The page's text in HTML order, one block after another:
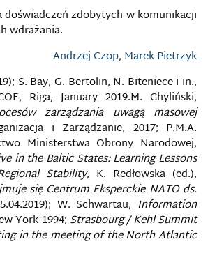
doświadczeń zdobytych w komunikacji
wdrażania.
Andrzej Czop, Marek Pietrzyk
S. Bay, G. Bertolin, N. Biteniece i in.,
Riga, January 2019.M. Chyliński,
zarządzania uwagą masowej
i Zarządzanie, 2017; P.M.A.
Ministerstwa Obrony Narodowej,
in the Baltic States: Learning Lessons
Stability, K. Redłowska (ed.),
się Centrum Eksperckie NATO ds.
W. Schwartau, Information
York 1994; Strasbourg / Kehl Summit
in the meeting of the North Atlantic